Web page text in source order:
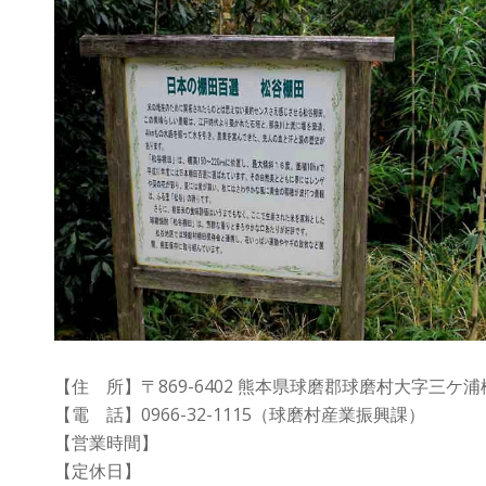
【住 所】〒869-6402 熊本県球磨郡球磨村大字三ケ浦
【電 話】0966-32-1115（球磨村産業振興課）
【営業時間】
【定休日】